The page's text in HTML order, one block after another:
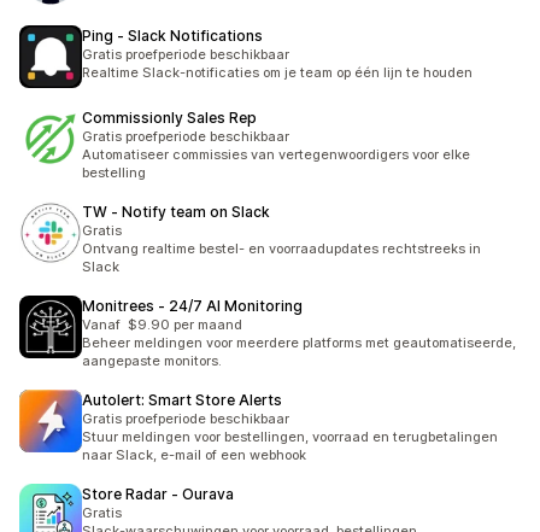
Ping ‑ Slack Notifications
Gratis proefperiode beschikbaar
Realtime Slack-notificaties om je team op één lijn te houden
Commissionly Sales Rep
Gratis proefperiode beschikbaar
Automatiseer commissies van vertegenwoordigers voor elke
bestelling
TW ‑ Notify team on Slack
Gratis
Ontvang realtime bestel- en voorraadupdates rechtstreeks in
Slack
Monitrees ‑ 24/7 AI Monitoring
Vanaf $9.90 per maand
Beheer meldingen voor meerdere platforms met geautomatiseerde,
aangepaste monitors.
Autolert: Smart Store Alerts
Gratis proefperiode beschikbaar
Stuur meldingen voor bestellingen, voorraad en terugbetalingen
naar Slack, e-mail of een webhook
Store Radar ‑ Ourava
Gratis